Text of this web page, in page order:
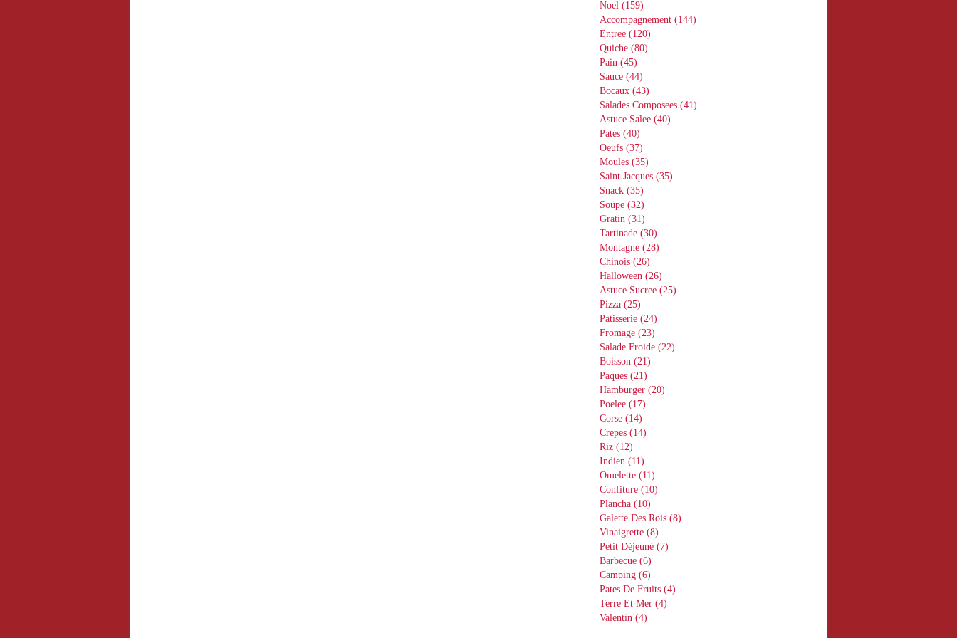
Noel (159)
Accompagnement (144)
Entree (120)
Quiche (80)
Pain (45)
Sauce (44)
Bocaux (43)
Salades Composees (41)
Astuce Salee (40)
Pates (40)
Oeufs (37)
Moules (35)
Saint Jacques (35)
Snack (35)
Soupe (32)
Gratin (31)
Tartinade (30)
Montagne (28)
Chinois (26)
Halloween (26)
Astuce Sucree (25)
Pizza (25)
Patisserie (24)
Fromage (23)
Salade Froide (22)
Boisson (21)
Paques (21)
Hamburger (20)
Poelee (17)
Corse (14)
Crepes (14)
Riz (12)
Indien (11)
Omelette (11)
Confiture (10)
Plancha (10)
Galette Des Rois (8)
Vinaigrette (8)
Petit Déjeuné (7)
Barbecue (6)
Camping (6)
Pates De Fruits (4)
Terre Et Mer (4)
Valentin (4)